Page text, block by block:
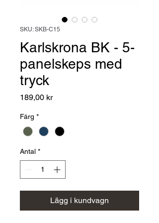
SKU: SKB-C15
Karlskrona BK - 5-
panelskeps med
tryck
189,00 krPris
Färg *
Antal *
Lägg i kundvagn